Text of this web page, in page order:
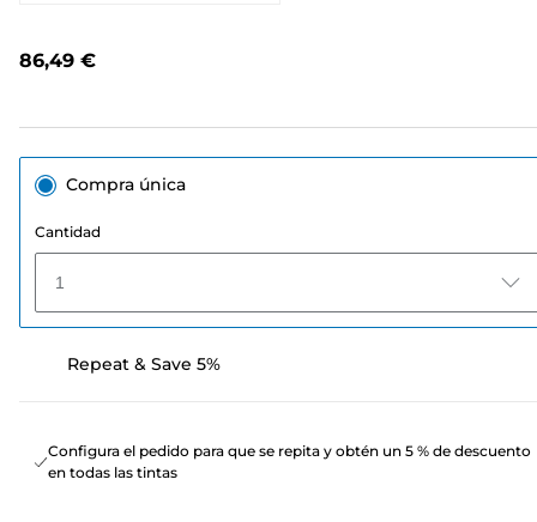
86,49 €
Compra única
Cantidad
1
Repeat & Save 5%
Configura el pedido para que se repita y obtén un 5 % de descuento
en todas las tintas